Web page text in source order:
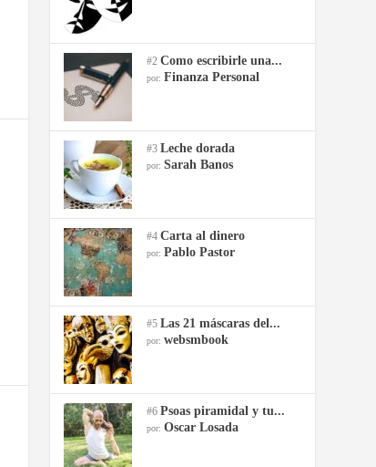
#2Como escribirle una...
por: Finanza Personal
#3Leche dorada
por:Sarah Banos
#4Carta al dinero
por: Pablo Pastor
#5Las 21 máscaras del...
por:websmbook
#6Psoas piramidal y tu...
por:Oscar Losada